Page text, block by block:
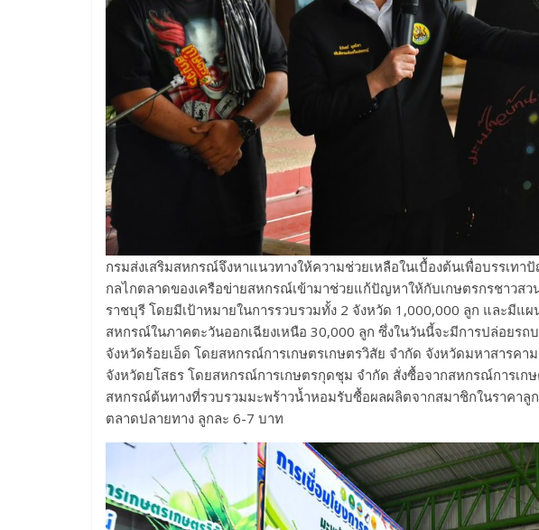
กรมส่งเสริมสหกรณ์จึงหาแนวทางให้ความช่วยเหลือในเบื้องต้นเพื่อบรรเทา
กลไกตลาดของเครือข่ายสหกรณ์เข้ามาช่วยแก้ปัญหาให้กับเกษตรกรชาวส
ราชบุรี โดยมีเป้าหมายในการรวบรวมทั้ง 2 จังหวัด 1,000,000 ลูก และมีแ
สหกรณ์ในภาคตะวันออกเฉียงเหนือ 30,000 ลูก ซึ่งในวันนี้จะมีการปล่อยร
จังหวัดร้อยเอ็ด โดยสหกรณ์การเกษตรเกษตรวิสัย จำกัด จังหวัดมหาสารค
จังหวัดยโสธร โดยสหกรณ์การเกษตรกุดชุม จำกัด สั่งซื้อจากสหกรณ์การเ
สหกรณ์ต้นทางที่รวบรวมมะพร้าวน้ำหอมรับซื้อผลผลิตจากสมาชิกในราคาลู
ตลาดปลายทาง ลูกละ 6-7 บาท